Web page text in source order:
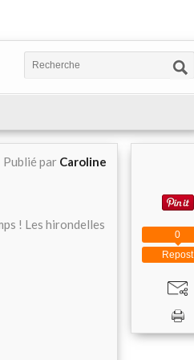
Publié par Caroline
! Les hirondelles
Repost
0